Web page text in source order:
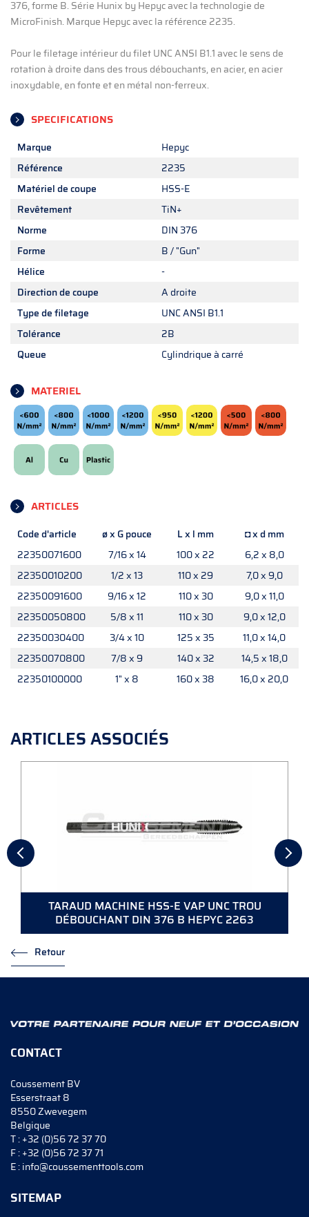
376, forme B. Série Hunix by Hepyc avec la technologie de
MicroFinish. Marque Hepyc avec la référence 2235.
Pour le filetage intérieur du filet UNC ANSI B1.1 avec le sens de
rotation à droite dans des trous débouchants, en acier, en acier
inoxydable, en fonte et en métal non-ferreux.
SPECIFICATIONS
Marque
Hepyc
Référence
2235
Matériel de coupe
HSS-E
Revêtement
TiN+
Norme
DIN 376
Forme
B / "Gun"
Hélice
-
Direction de coupe
A droite
Type de filetage
UNC ANSI B1.1
Tolérance
2B
Queue
Cylindrique à carré
MATERIEL
ARTICLES
Code d'article ø x G pouce L x l mm
◘ x d mm
22350071600
7/16 x 14 100 x 22
6,2 x 8,0
22350010200
1/2 x 13 110 x 29
7,0 x 9,0
22350091600
9/16 x 12 110 x 30
9,0 x 11,0
22350050800
5/8 x 11 110 x 30
9,0 x 12,0
22350030400
3/4 x 10 125 x 35
11,0 x 14,0
22350070800
7/8 x 9 140 x 32
14,5 x 18,0
22350100000
1" x 8 160 x 38 16,0 x 20,0
ARTICLES ASSOCIÉS
TARAUD MACHINE HSS-E VAP UNC TROU
DÉBOUCHANT DIN 376 B HEPYC 2263
Retour
CONTACT
Coussement BV
Esserstraat 8
8550 Zwevegem
Belgique
T :+32 (0)56 72 37 70
F :+32 (0)56 72 37 71
E :info@coussementtools.com
SITEMAP